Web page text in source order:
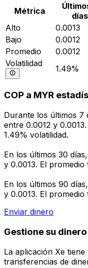
Métrica
días
Alto
0.0013
Bajo
0.0012
Promedio
0.0012
Volatilidad
1.49%
COP a MYR
Durante los últimos 7
entre 0.0012 y
1.49% volatilidad.
En los últimos 30
y 0.0013. El
En los últimos 90
y 0.0013. El
Enviar dinero
Gestione su
La aplicación Xe
transferencias de